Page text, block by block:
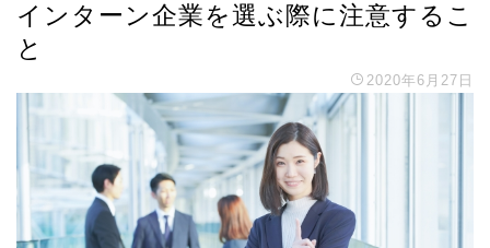
インターン企業を選ぶ際に注意するこ
と
2020年6月27日